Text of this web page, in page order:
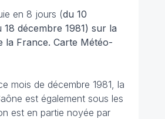
en 8 jours (du 10
18 décembre 1981) sur la
la France. Carte Météo-
mois de décembre 1981, la
est également sous les
est en partie noyée par